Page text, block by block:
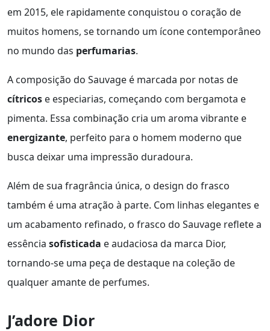
em 2015, ele rapidamente conquistou o coração de
muitos homens, se tornando um ícone contemporâneo
no mundo das perfumarias.
A composição do Sauvage é marcada por notas de
cítricos e especiarias, começando com bergamota e
pimenta. Essa combinação cria um aroma vibrante e
energizante, perfeito para o homem moderno que
busca deixar uma impressão duradoura.
Além de sua fragrância única, o design do frasco
também é uma atração à parte. Com linhas elegantes e
um acabamento refinado, o frasco do Sauvage reflete a
essência sofisticada e audaciosa da marca Dior,
tornando-se uma peça de destaque na coleção de
qualquer amante de perfumes.
J’adore Dior